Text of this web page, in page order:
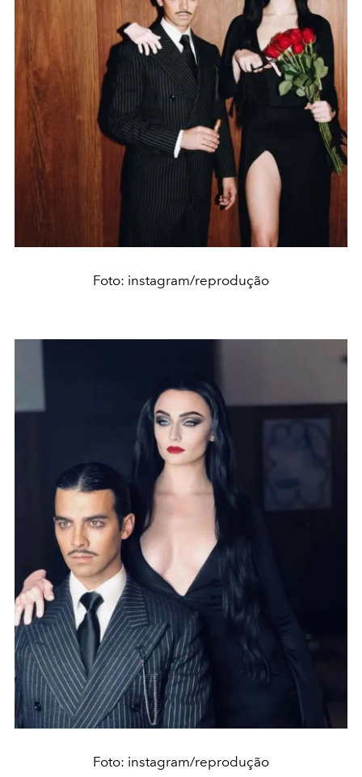
Foto: instagram/reprodução
Foto: instagram/reprodução